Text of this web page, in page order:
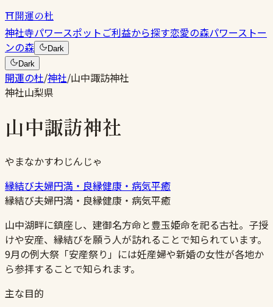
⛩開運の杜
神社寺パワースポットご利益から探す恋愛の森パワーストー
ンの森
Dark
Dark
開運の杜/神社/山中諏訪神社
神社山梨県
山中諏訪神社
やまなかすわじんじゃ
縁結び夫婦円満・良縁健康・病気平癒
縁結び夫婦円満・良縁健康・病気平癒
山中湖畔に鎮座し、建御名方命と豊玉姫命を祀る古社。子授
けや安産、縁結びを願う人が訪れることで知られています。
9月の例大祭「安産祭り」には妊産婦や新婚の女性が各地か
ら参拝することで知られます。
主な目的